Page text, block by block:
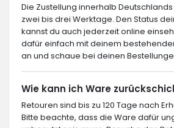
Die Zustellung innerhalb
zwei bis drei Werktage. Den Status
kannst du auch jederzeit online
dafür einfach mit deinem
an und schaue bei deinen
Wie kann ich Ware
Retouren sind bis zu 120 Tage nach
Bitte beachte, dass die Ware dafür